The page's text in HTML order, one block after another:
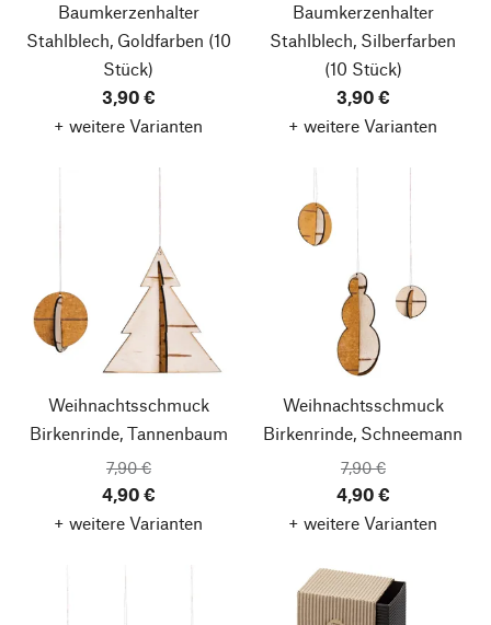
Baumkerzenhalter
Stahlblech, Goldfarben (10
Stück)
3,90 €
+ weitere Varianten
Baumkerzenhalter
Stahlblech, Silberfarben
(10 Stück)
3,90 €
+ weitere Varianten
Weihnachtsschmuck
Birkenrinde, Tannenbaum
7,90 €
4,90 €
+ weitere Varianten
Weihnachtsschmuck
Birkenrinde, Schneemann
7,90 €
4,90 €
+ weitere Varianten